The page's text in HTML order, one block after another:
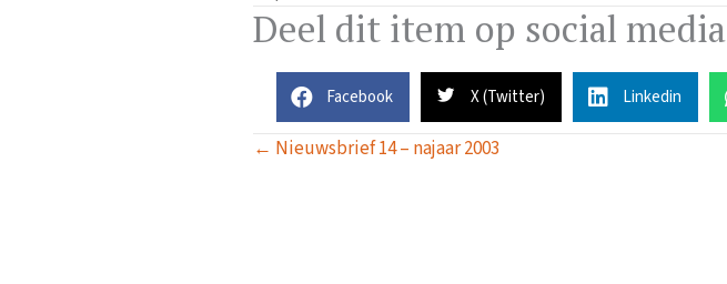
Deel dit item op social media
Facebook X (Twitter) Linkedin
Posts
← Nieuwsbrief 14 – najaar 2003